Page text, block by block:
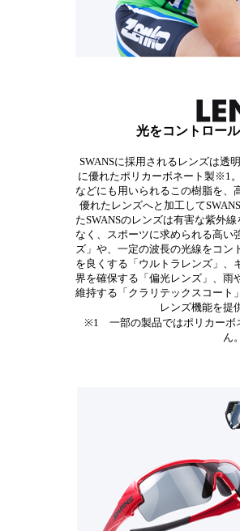
光をコントロー
SWANSに採用されるレンズは透
に優れたポリカーボネート製※1
などにも用いられるこの樹脂を、
優れたレンズへと加工して
たSWANSのレンズは有害な紫外
なく、スポーツに求められる高い
ズ」や、一定の波長の光線をコン
を良くする「ウルトラレンズ」、
界を確保する「偏光レンズ」、雨
維持する「クラリテックスコート
レンズ機能を提
※1 一部の製品ではポリカーボ
ん。